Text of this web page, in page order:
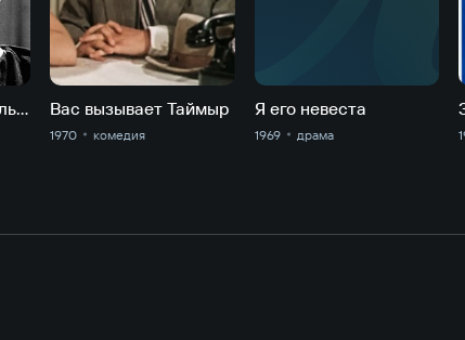
Ехали в трамвае Ильф и Петров Вас вызывает Таймыр
1970 комедия
Я его невеста
1969 драма